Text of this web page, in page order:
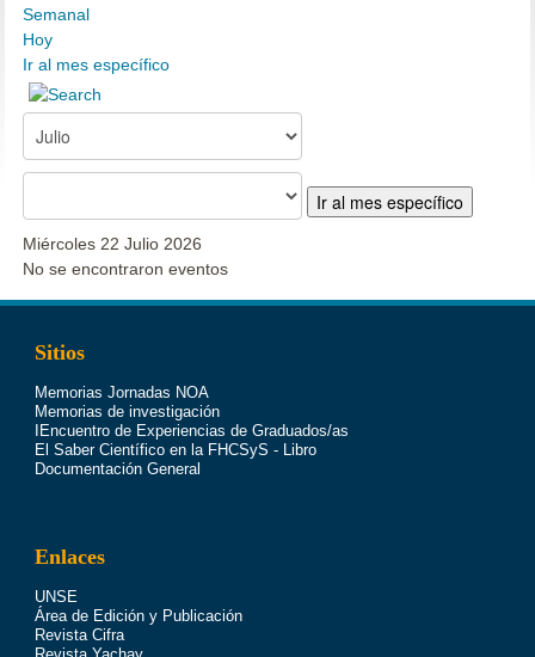
Semanal
Hoy
Ir al mes específico
Ir al mes específico
Miércoles 22 Julio 2026
No se encontraron eventos
Sitios
Memorias Jornadas NOA
Memorias de investigación
IEncuentro de Experiencias de Graduados/as
El Saber Científico en la FHCSyS - Libro
Documentación General
Enlaces
UNSE
Área de Edición y Publicación
Revista Cifra